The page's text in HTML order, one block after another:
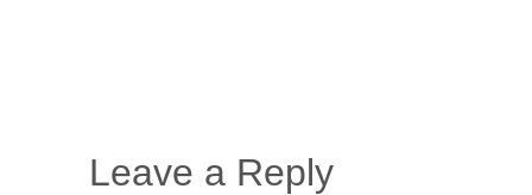
Leave a Reply